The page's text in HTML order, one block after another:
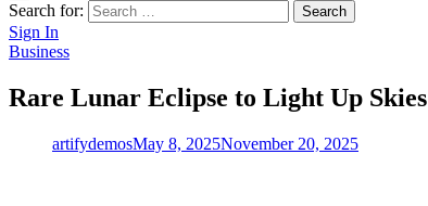
Search for:
Sign In
Business
Rare Lunar Eclipse to Light Up Skies
artifydemosMay 8, 2025November 20, 2025